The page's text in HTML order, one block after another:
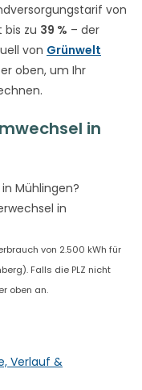
von
bis zu 39 % – der
von Grünwelt
oben, um Ihr
in
Mühlingen?
in
von 2.500 kWh für
Falls die PLZ nicht
oben an.
Verlauf &